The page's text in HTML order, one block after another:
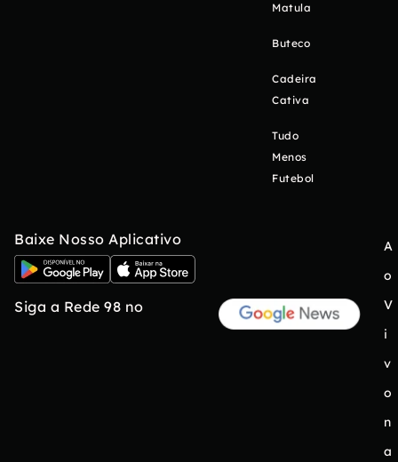
Matula
Buteco
Cadeira
Cativa
Tudo
Menos
Futebol
Baixe Nosso Aplicativo
Siga a Rede 98 no
A
o
V
i
v
o
n
a